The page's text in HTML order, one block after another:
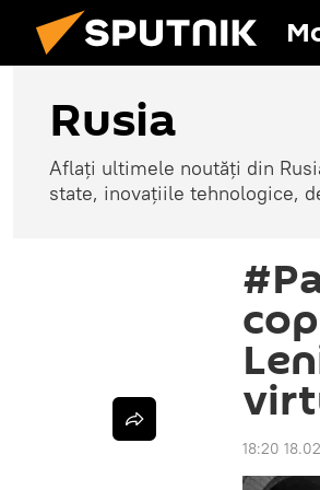
Rusia
Aflați ultimele noutăți din
state, inovațiile tehnologice,
18:20